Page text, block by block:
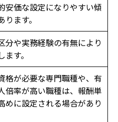
安価な設定になりやすい傾
ります。
分や実務経験の有無により
ます。
格が必要な専門職種や、有
倍率が高い職種は、報酬単
めに設定される場合があり